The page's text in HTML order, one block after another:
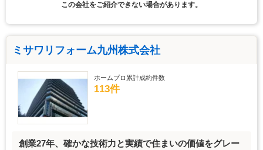
この会社をご紹介できない場合があります。
ミサワリフォーム九州株式会社
ホームプロ累計成約件数
113件
創業27年、確かな技術力と実績で住まいの価値をグレー